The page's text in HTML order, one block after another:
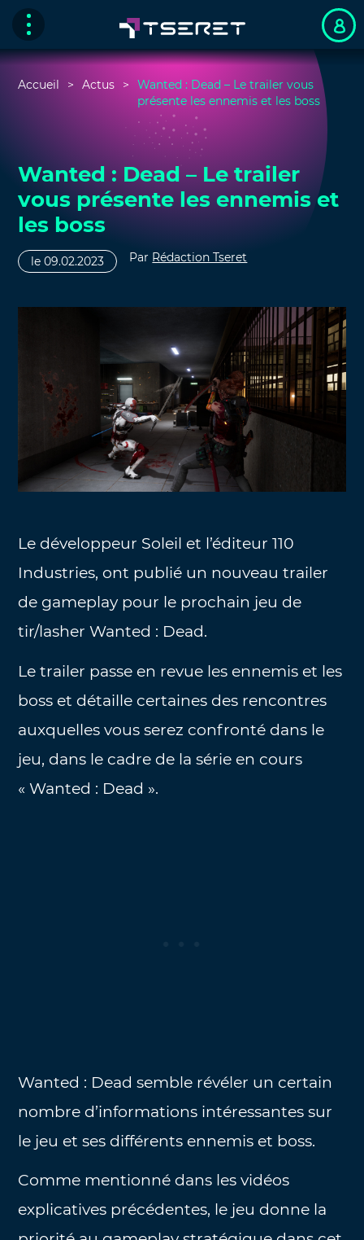
Accueil Actus
Wanted : Dead – Le trailer vous
présente les ennemis et les boss
Wanted : Dead – Le trailer
vous présente les ennemis et
les boss
le 09.02.2023 Par Rédaction Tseret
Le développeur Soleil et l’éditeur 110
Industries, ont publié un nouveau trailer
de gameplay pour le prochain jeu de
tir/lasher Wanted : Dead.
Le trailer passe en revue les ennemis et les
boss et détaille certaines des rencontres
auxquelles vous serez confronté dans le
jeu, dans le cadre de la série en cours
« Wanted : Dead ».
Wanted : Dead semble révéler un certain
nombre d’informations intéressantes sur
le jeu et ses différents ennemis et boss.
Comme mentionné dans les vidéos
explicatives précédentes, le jeu donne la